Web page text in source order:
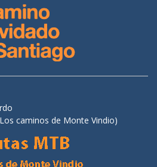
caminos de Monte Vindio)